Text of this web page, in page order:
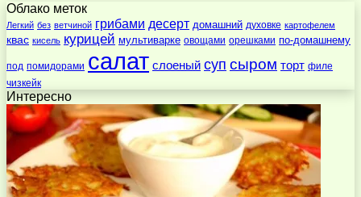
Облако меток
Легкий без ветчиной грибами десерт домашний духовке картофелем
квас кисель курицей мультиварке овощами орешками по-домашнему
под помидорами салат слоеный суп сыром торт филе
чизкейк
Интересно